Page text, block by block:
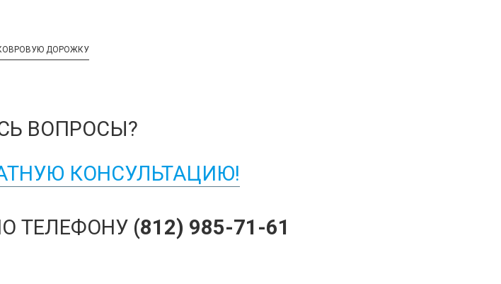
ДОРОЖКУ
ВОПРОСЫ?
КОНСУЛЬТАЦИЮ!
ТЕЛЕФОНУ (812) 985-71-61